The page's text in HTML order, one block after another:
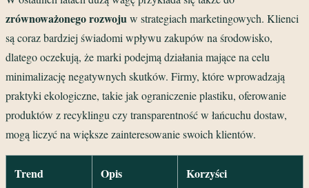
zrównoważonego rozwojuw strategiach marketingowych. Klienci
są coraz bardziej świadomi wpływu zakupów na środowisko,
dlatego oczekują, że marki podejmą działania mające na celu
minimalizację negatywnych skutków. Firmy, które wprowadzają
praktyki ekologiczne, takie jak ograniczenie plastiku, oferowanie
produktów z recyklingu czy transparentność w łańcuchu dostaw,
mogą liczyć na większe zainteresowanie swoich klientów.
Trend Opis Korzyści